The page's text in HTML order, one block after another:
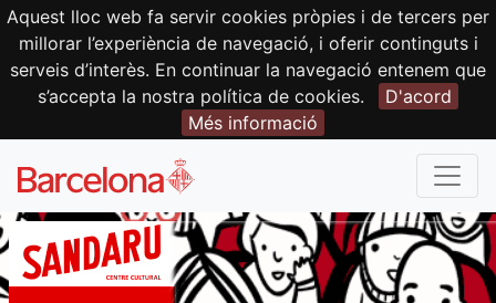
Aquest lloc web fa servir cookies pròpies i de tercers per
millorar l’experiència de navegació, i oferir continguts i
serveis d’interès. En continuar la navegació entenem que
s’accepta la nostra política de cookies.
D'acord
Més informació